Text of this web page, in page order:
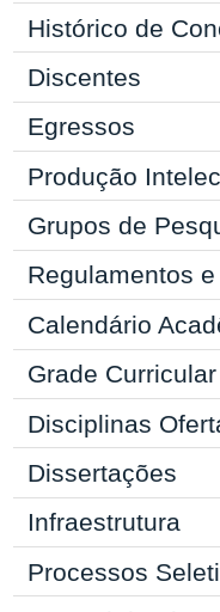
Pós-Doc
Autoavaliação
Histórico de
Discentes
Egressos
Produção
Grupos de
Regulamentos e
Calendário
Grade Curricular
Disciplinas
Dissertações